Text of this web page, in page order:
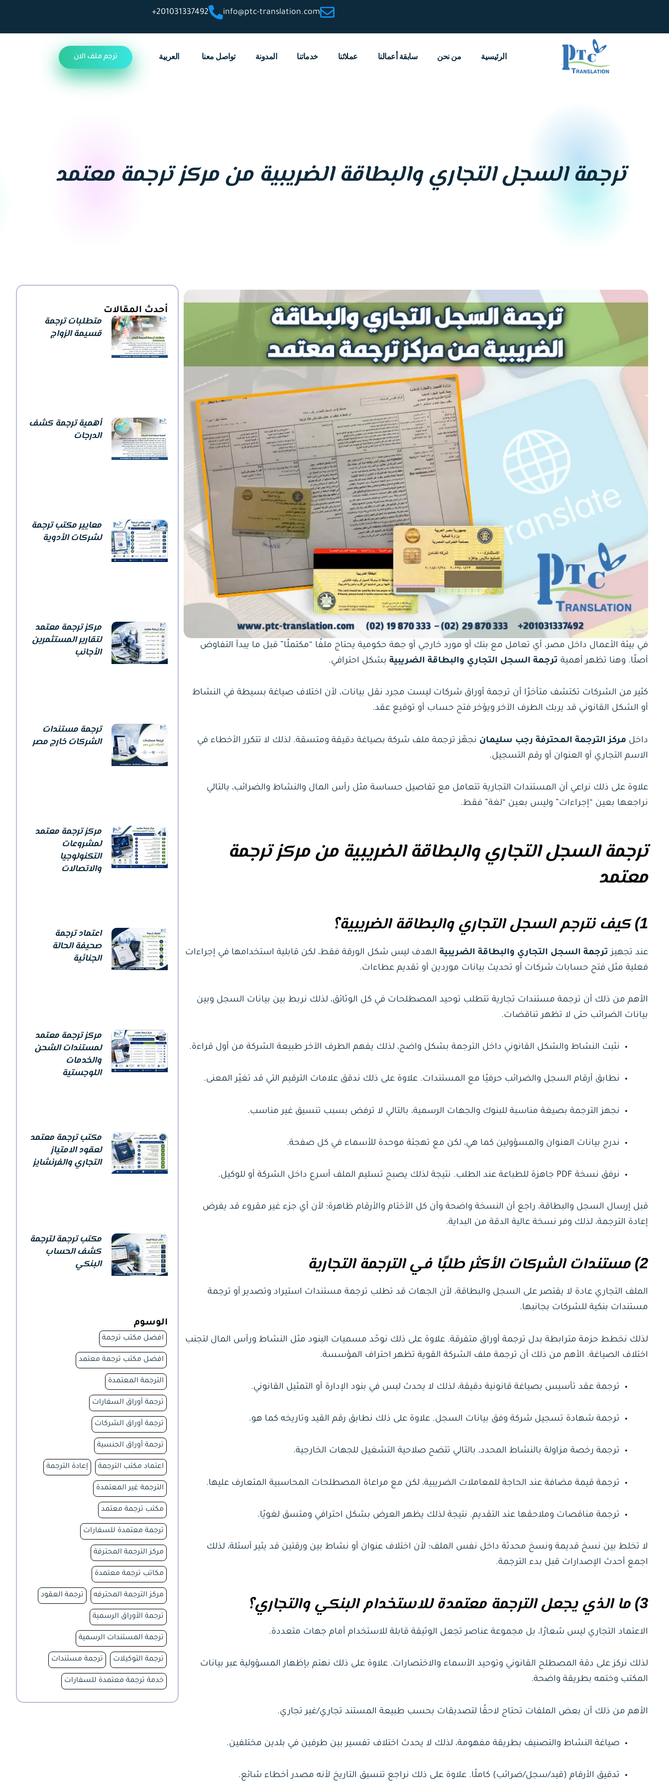
info@ptc-translation.com
201031337492+
الرئيسية من نحن سابقة أعمالنا عملائنا خدماتنا المدونة تواصل معنا العربية ترجم ملف الان
ترجمة السجل التجاري والبطاقة الضريبية من مركز ترجمة معتمد
أحدث المقالات
متطلبات ترجمة
قسيمة الزواج
أهمية ترجمة كشف
الدرجات
معايير مكتب ترجمة
لشركات الأدوية
مركز ترجمة معتمد
لتقارير المستثمرين
الأجانب
ترجمة مستندات
الشركات خارج مصر
مركز ترجمة معتمد
لمشروعات
التكنولوجيا
والاتصالات
اعتماد ترجمة
صحيفة الحالة
الجنائية
مركز ترجمة معتمد
لمستندات الشحن
والخدمات
اللوجستية
مكتب ترجمة معتمد
لعقود الامتياز
التجاري والفرنشايز
مكتب ترجمة لترجمة
كشف الحساب
البنكي
الوسوم
افضل مكتب ترجمة
افضل مكتب ترجمة معتمد
الترجمة المعتمدة
ترجمة أوراق السفارات
ترجمة أوراق الشركات
ترجمة أوراق الجنسية
اعتماد مكتب الترجمة إعادة الترجمة
الترجمة غير المعتمدة
مكتب ترجمة معتمد
ترجمة معتمدة للسفارات
مركز الترجمة المحترفة
مكاتب ترجمة معتمدة
مركز الترجمة المحترفه ترجمة العقود
ترجمة الأوراق الرسمية
ترجمة المستندات الرسمية
ترجمة التوكيلات ترجمة مستندات
خدمة ترجمة معتمدة للسفارات
في بيئة الأعمال داخل مصر، أي تعامل مع بنك أو مورد خارجي أو جهة حكومية يحتاج ملفًا “مكتملًا” قبل ما يبدأ التفاوض
أصلًا. وهنا تظهر أهمية ترجمة السجل التجاري والبطاقة الضريبية بشكل احترافي.
كثير من الشركات تكتشف متأخرًا أن ترجمة أوراق شركات ليست مجرد نقل بيانات، لأن اختلاف صياغة بسيطة في النشاط
أو الشكل القانوني قد يربك الطرف الآخر ويؤخر فتح حساب أو توقيع عقد.
داخل مركز الترجمة المحترفة رجب سليمان نجهّز ترجمة ملف شركة بصياغة دقيقة ومتسقة. لذلك لا تتكرر الأخطاء في
الاسم التجاري أو العنوان أو رقم التسجيل.
علاوة على ذلك نراعي أن المستندات التجارية تتعامل مع تفاصيل حساسة مثل رأس المال والنشاط والضرائب، بالتالي
نراجعها بعين “إجراءات” وليس بعين “لغة” فقط.
ترجمة السجل التجاري والبطاقة الضريبية من مركز ترجمة
معتمد
1) كيف نترجم السجل التجاري والبطاقة الضريبية؟
عند تجهيز ترجمة السجل التجاري والبطاقة الضريبية الهدف ليس شكل الورقة فقط، لكن قابلية استخدامها في إجراءات
فعلية مثل فتح حسابات شركات أو تحديث بيانات موردين أو تقديم عطاءات.
الأهم من ذلك أن ترجمة مستندات تجارية تتطلب توحيد المصطلحات في كل الوثائق، لذلك نربط بين بيانات السجل وبين
بيانات الضرائب حتى لا تظهر تناقضات.
نثبت النشاط والشكل القانوني داخل الترجمة بشكل واضح، لذلك يفهم الطرف الآخر طبيعة الشركة من أول قراءة.
نطابق أرقام السجل والضرائب حرفيًا مع المستندات. علاوة على ذلك ندقق علامات الترقيم التي قد تغيّر المعنى.
نجهز الترجمة بصيغة مناسبة للبنوك والجهات الرسمية، بالتالي لا ترفض بسبب تنسيق غير مناسب.
ندرج بيانات العنوان والمسؤولين كما هي، لكن مع تهجئة موحدة للأسماء في كل صفحة.
نرفق نسخة PDF جاهزة للطباعة عند الطلب. نتيجة لذلك يصبح تسليم الملف أسرع داخل الشركة أو للوكيل.
قبل إرسال السجل والبطاقة، راجع أن النسخة واضحة وأن كل الأختام والأرقام ظاهرة؛ لأن أي جزء غير مقروء قد يفرض
إعادة الترجمة، لذلك وفر نسخة عالية الدقة من البداية.
2) مستندات الشركات الأكثر طلبًا في الترجمة التجارية
الملف التجاري عادة لا يقتصر على السجل والبطاقة، لأن الجهات قد تطلب ترجمة مستندات استيراد وتصدير أو ترجمة
مستندات بنكية للشركات بجانبها.
لذلك نخطط حزمة مترابطة بدل ترجمة أوراق متفرقة. علاوة على ذلك نوحّد مسميات البنود مثل النشاط ورأس المال لتجنب
اختلاف الصياغة. الأهم من ذلك أن ترجمة ملف الشركة القوية تظهر احتراف المؤسسة.
ترجمة عقد تأسيس بصياغة قانونية دقيقة، لذلك لا يحدث لبس في بنود الإدارة أو التمثيل القانوني.
ترجمة شهادة تسجيل شركة وفق بيانات السجل. علاوة على ذلك نطابق رقم القيد وتاريخه كما هو.
ترجمة رخصة مزاولة بالنشاط المحدد، بالتالي تتضح صلاحية التشغيل للجهات الخارجية.
ترجمة قيمة مضافة عند الحاجة للمعاملات الضريبية، لكن مع مراعاة المصطلحات المحاسبية المتعارف عليها.
ترجمة مناقصات وملاحقها عند التقديم. نتيجة لذلك يظهر العرض بشكل احترافي ومتسق لغويًا.
لا تخلط بين نسخ قديمة ونسخ محدثة داخل نفس الملف؛ لأن اختلاف عنوان أو نشاط بين ورقتين قد يثير أسئلة، لذلك
اجمع أحدث الإصدارات قبل بدء الترجمة.
3) ما الذي يجعل الترجمة معتمدة للاستخدام البنكي والتجاري؟
الاعتماد التجاري ليس شعارًا، بل مجموعة عناصر تجعل الوثيقة قابلة للاستخدام أمام جهات متعددة.
لذلك نركز على دقة المصطلح القانوني وتوحيد الأسماء والاختصارات. علاوة على ذلك نهتم بإظهار المسؤولية عبر بيانات
المكتب وختمه بطريقة واضحة.
الأهم من ذلك أن بعض الملفات تحتاج لاحقًا لتصديقات بحسب طبيعة المستند تجاري/غير تجاري.
صياغة النشاط والتصنيف بطريقة مفهومة، لذلك لا يحدث اختلاف تفسير بين طرفين في بلدين مختلفين.
تدقيق الأرقام (قيد/سجل/ضرائب) كاملًا. علاوة على ذلك نراجع تنسيق التاريخ لأنه مصدر أخطاء شائع.